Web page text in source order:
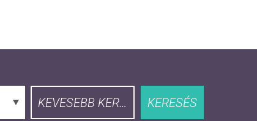
KERESÉS
KEVESEBB KERESÉS